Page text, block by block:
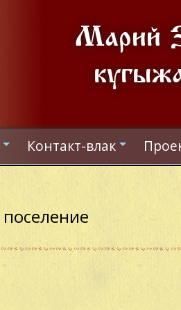
Марий
+ +
Контакт-влак
поселение